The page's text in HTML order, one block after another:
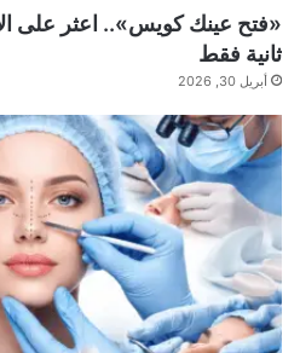
ثانية فقط
أبريل 30, 2026